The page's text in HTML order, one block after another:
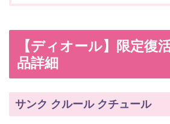
【ディオール】限定復
品詳細
サンク クルール クチュール